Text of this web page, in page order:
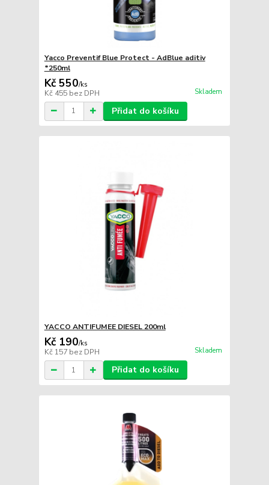
Yacco Preventif Blue Protect - AdBlue aditiv
*250ml
Kč 550/ks
Kč 455 bez DPH Skladem
Přidat do košíku
YACCO ANTIFUMEE DIESEL 200ml
Kč 190/ks
Kč 157 bez DPH Skladem
Přidat do košíku